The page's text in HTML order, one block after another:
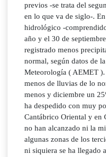
previos -se trata del
en lo que va de siglo-.
hidrológico -
año y el 30 de
registrado menos
normal, según datos de
Meteorología ( AEMET
menos de lluvias de lo
menos y diciembre un
ha despedido con muy
Cantábrico Oriental y en
no han alcanzado ni la
algunas zonas de los
ni siquiera se ha llegado